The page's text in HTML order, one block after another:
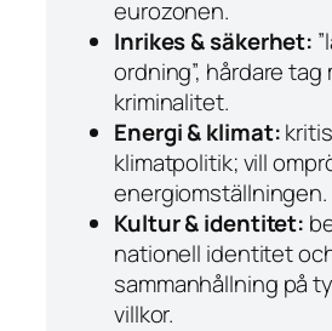
eurozonen.
Inrikes & säkerhet:
ordning”, hårdare tag
kriminalitet.
Energi & klimat:
klimatpolitik; vill
energiomställningen.
Kultur & identitet:
nationell identitet
sammanhållning på
villkor.